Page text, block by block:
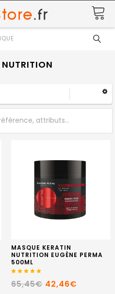
MASQUE KERATIN
NUTRITION EUGÈNE PERMA
500ML
65,45€ 42,46€